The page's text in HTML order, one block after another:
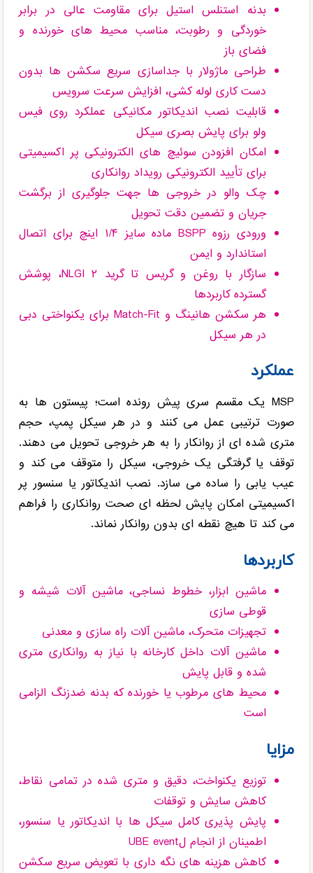
بدنه استنلس استیل برای مقاومت عالی در برابر
خوردگی و رطوبت، مناسب محیط های خورنده و
فضای باز
طراحی ماژولار با جداسازی سریع سکشن ها بدون
دست کاری لوله کشی، افزایش سرعت سرویس
قابلیت نصب اندیکاتور مکانیکی عملکرد روی فیس
ولو برای پایش بصری سیکل
امکان افزودن سوئیچ های الکترونیکی پر اکسیمیتی
برای تأیید الکترونیکی رویداد روانکاری
چک والو در خروجی ها جهت جلوگیری از برگشت
جریان و تضمین دقت تحویل
ورودی رزوه BSPP ماده سایز ۱/۴ اینچ برای اتصال
استاندارد و ایمن
سازگار با روغن و گریس تا گرید NLGI ۲، پوشش
گسترده کاربردها
هر سکشن هانینگ و Match-Fit برای یکنواختی دبی
در هر سیکل
عملکرد
MSP یک مقسم سری پیش رونده است؛ پیستون ها به
صورت ترتیبی عمل می کنند و در هر سیکل پمپ، حجم
متری شده ای از روانکار را به هر خروجی تحویل می دهند.
توقف یا گرفتگی یک خروجی، سیکل را متوقف می کند و
عیب یابی را ساده می سازد. نصب اندیکاتور یا سنسور پر
اکسیمیتی امکان پایش لحظه ای صحت روانکاری را فراهم
می کند تا هیچ نقطه ای بدون روانکار نماند.
کاربردها
ماشین ابزار، خطوط نساجی، ماشین آلات شیشه و
قوطی سازی
تجهیزات متحرک، ماشین آلات راه سازی و معدنی
ماشین آلات داخل کارخانه با نیاز به روانکاری متری
شده و قابل پایش
محیط های مرطوب یا خورنده که بدنه ضدزنگ الزامی
است
مزایا
توزیع یکنواخت، دقیق و متری شده در تمامی نقاط،
کاهش سایش و توقفات
پایش پذیری کامل سیکل ها با اندیکاتور یا سنسور،
اطمینان از انجام لUBE event
کاهش هزینه های نگه داری با تعویض سریع سکشن